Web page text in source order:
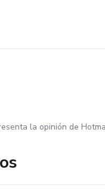
la opinión de